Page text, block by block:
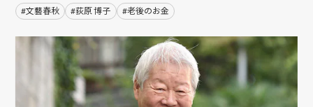
#文藝春秋 #荻原 博子 #老後のお金